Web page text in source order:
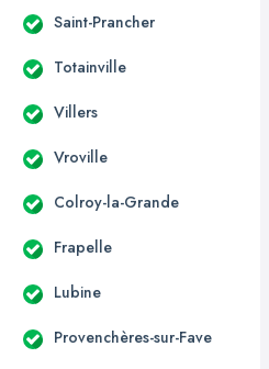
Saint-Prancher
Totainville
Villers
Vroville
Colroy-la-Grande
Frapelle
Lubine
Provenchères-sur-Fave